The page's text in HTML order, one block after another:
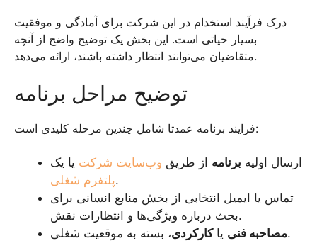
درک فرآیند استخدام در این شرکت برای آمادگی و موفقیت
بسیار حیاتی است. این بخش یک توضیح واضح از آنچه
متقاضیان می‌توانند انتظار داشته باشند، ارائه می‌دهد.
توضیح مراحل برنامه
فرایند برنامه عمدتا شامل چندین مرحله کلیدی است:
ارسال اولیه برنامه از طریق وب‌سایت شرکت یا یک
پلتفرم شغلی.
تماس یا ایمیل انتخابی از بخش منابع انسانی برای
بحث درباره ویژگی‌ها و انتظارات نقش.
مصاحبه فنی یاکارکردی
، بسته به موقعیت شغلی.